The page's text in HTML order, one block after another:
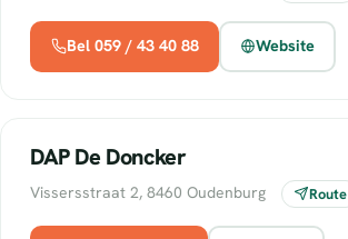
Bel 059 / 43 40 88 Website
DAP De Doncker
Vissersstraat 2, 8460 Oudenburg Route